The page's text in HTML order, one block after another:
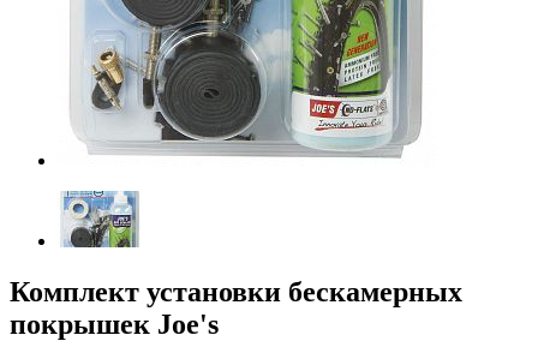
Комплект установки бескамерных
покрышек Joe's